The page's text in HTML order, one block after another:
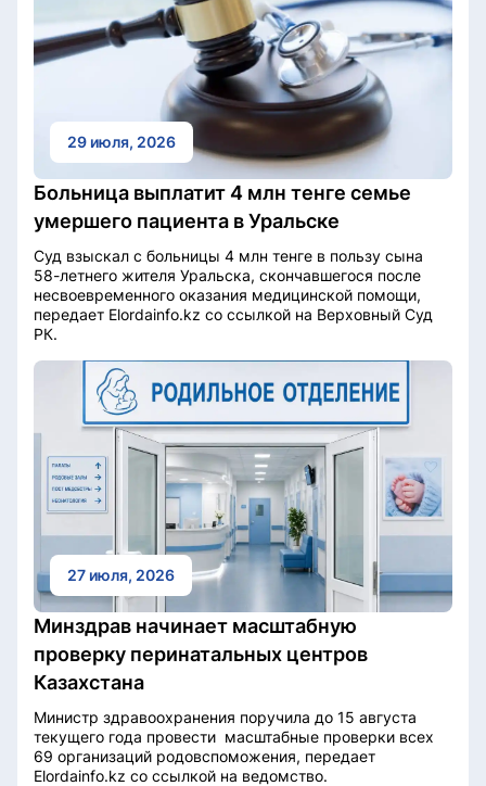
29 июля, 2026
Больница выплатит 4 млн тенге семье
умершего пациента в Уральске
Суд взыскал с больницы 4 млн тенге в пользу сына
58-летнего жителя Уральска, скончавшегося после
несвоевременного оказания медицинской помощи,
передает Elordainfo.kz со ссылкой на Верховный Суд
РК.
27 июля, 2026
Минздрав начинает масштабную
проверку перинатальных центров
Казахстана
Министр здравоохранения поручила до 15 августа
текущего года провести масштабные проверки всех
69 организаций родовспоможения, передает
Elordainfo.kz со ссылкой на ведомство.